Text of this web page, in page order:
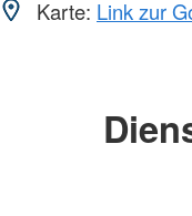
Karte: Link zur